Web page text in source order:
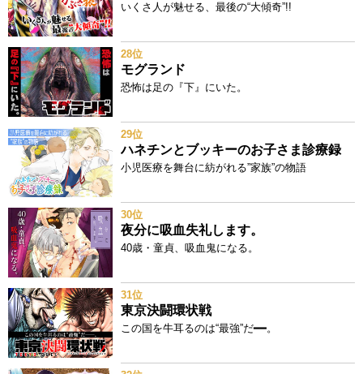
いくさ人が魅せる、最後の“大傾奇”!!
28位
モグランド
恐怖は足の『下』にいた。
29位
ハネチンとブッキーのお子さま診療録
小児医療を舞台に紡がれる”家族”の物語
30位
夜分に吸血失礼します。
40歳・童貞、吸血鬼になる。
31位
東京決闘環状戦
この国を牛耳るのは“最強”だ━━。